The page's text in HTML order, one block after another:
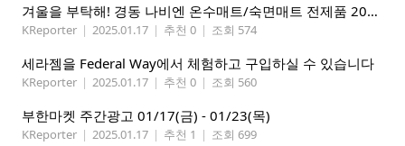
겨울을 부탁해! 경동 나비엔 온수매트/숙면매트 전제품 20% 할인
KReporter | 2025.01.17 | 추천 0 | 조회 574
세라젬을 Federal Way에서 체험하고 구입하실 수 있습니다
KReporter | 2025.01.17 | 추천 0 | 조회 560
부한마켓 주간광고 01/17(금) - 01/23(목)
KReporter | 2025.01.17 | 추천 1 | 조회 699